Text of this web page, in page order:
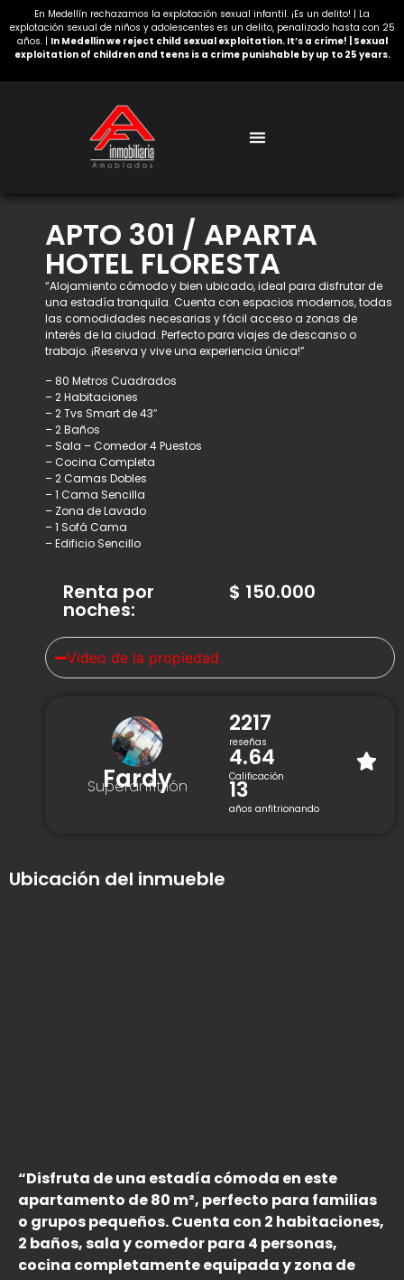
En Medellín rechazamos la explotación sexual infantil. ¡Es un delito! | La
explotación sexual de niños y adolescentes es un delito, penalizado hasta con 25
años. | In Medellin we reject child sexual exploitation. It’s a crime! | Sexual
exploitation of children and teens is a crime punishable by up to 25 years.
APTO 301 / APARTA
HOTEL FLORESTA
“Alojamiento cómodo y bien ubicado, ideal para disfrutar de
una estadía tranquila. Cuenta con espacios modernos, todas
las comodidades necesarias y fácil acceso a zonas de
interés de la ciudad. Perfecto para viajes de descanso o
trabajo. ¡Reserva y vive una experiencia única!”
– 80 Metros Cuadrados
– 2 Habitaciones
– 2 Tvs Smart de 43″
– 2 Baños
– Sala – Comedor 4 Puestos
– Cocina Completa
– 2 Camas Dobles
– 1 Cama Sencilla
– Zona de Lavado
– 1 Sofá Cama
– Edificio Sencillo
Renta por
noches:
$ 150.000
Video de la propiedad
Fardy
Superanfitrión
2217
reseñas
4.64
Calificación
13
años anfitrionando
Ubicación del inmueble
“Disfruta de una estadía cómoda en este
apartamento de 80 m², perfecto para familias
o grupos pequeños. Cuenta con 2 habitaciones,
2 baños, sala y comedor para 4 personas,
cocina completamente equipada y zona de